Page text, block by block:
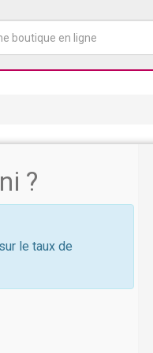
?
le taux de